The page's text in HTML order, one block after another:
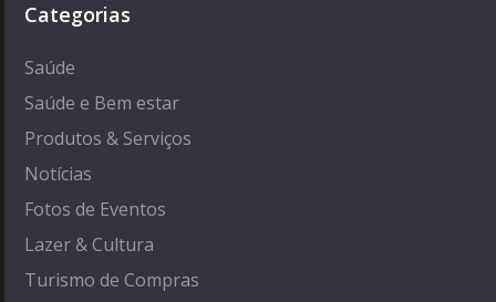
Categorias
Saúde
Saúde e Bem estar
Produtos & Serviços
Notícias
Fotos de Eventos
Lazer & Cultura
Turismo de Compras